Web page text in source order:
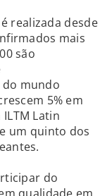
realizada desde
mais
são
mundo
5% em
Latin
um quinto dos
do
qualidade em